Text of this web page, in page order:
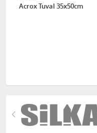
Acrox Tuval 35x50cm